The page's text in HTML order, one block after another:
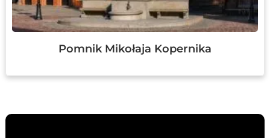
Pomnik Mikołaja Kopernika